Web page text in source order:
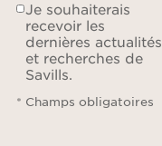
Je souhaiterais
recevoir les
dernières actualités
et recherches de
Savills.
* Champs obligatoires